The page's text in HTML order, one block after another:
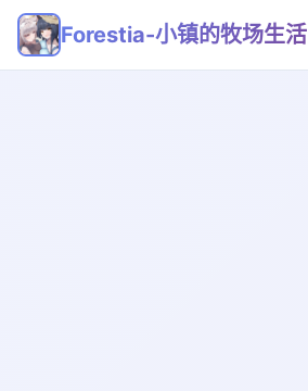
Forestia-小镇的牧场生活